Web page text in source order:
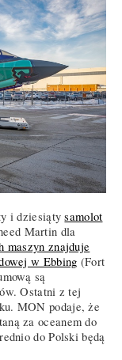
i dziesiątysamolot
Martin dla
maszyn znajduje
w Ebbing (Fort
są
Ostatni z tej
MON podaje, że
za oceanem do
do Polski będą